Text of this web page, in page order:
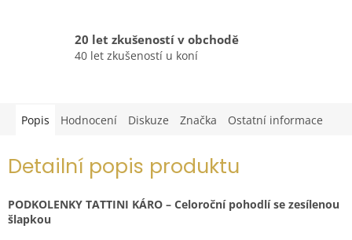
20 let zkušeností v obchodě
40 let zkušeností u koní
Popis Hodnocení Diskuze Značka Ostatní informace
Detailní popis produktu
PODKOLENKY TATTINI KÁRO – Celoroční pohodlí se zesílenou
šlapkou